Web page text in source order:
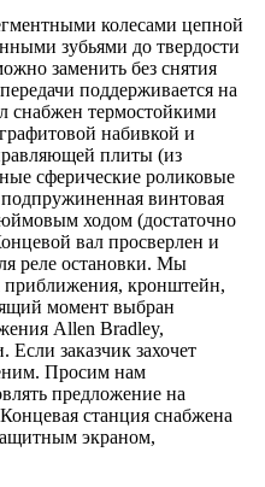
колесами цепной
зубьями до твердости
заменить без снятия
поддерживается на
снабжен термостойкими
набивкой и
плиты (из
сферические роликовые
винтовая
ходом (достаточно
вал просверлен и
реле остановки. Мы
кронштейн,
момент выбран
Allen Bradley,
заказчик захочет
Просим нам
предложение на
станция снабжена
экраном,